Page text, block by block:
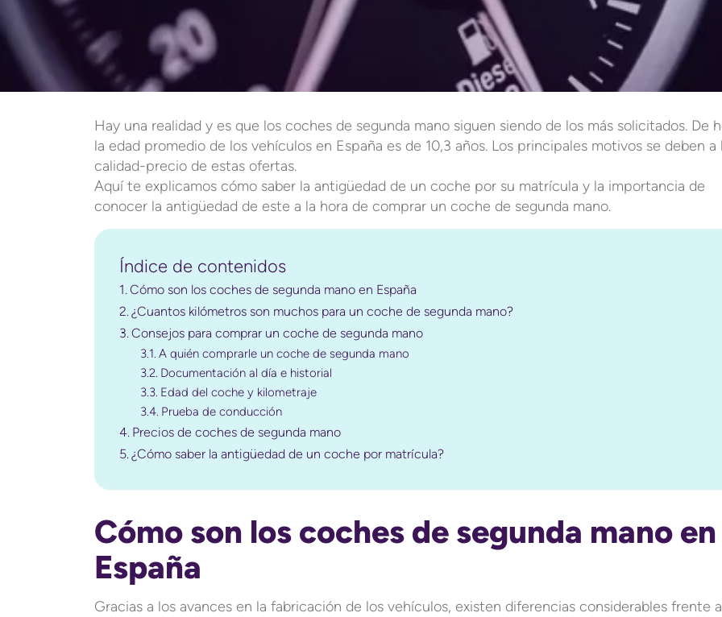
Hay una realidad y es que los coches de segunda mano siguen siendo de los más solicitados. De
la edad promedio de los vehículos en España es de 10,3 años. Los principales motivos se deben a
calidad-precio de estas ofertas.
Aquí te explicamos cómo saber la antigüedad de un coche por su matrícula y la importancia de
conocer la antigüedad de este a la hora de comprar un coche de segunda mano.
Índice de contenidos
Cómo son los coches de segunda mano en España
¿Cuantos kilómetros son muchos para un coche de segunda mano?
Consejos para comprar un coche de segunda mano
A quién comprarle un coche de segunda mano
Documentación al día e historial
Edad del coche y kilometraje
Prueba de conducción
Precios de coches de segunda mano
¿Cómo saber la antigüedad de un coche por matrícula?
Cómo son los coches de segunda mano en
España
Gracias a los avances en la fabricación de los vehículos, existen diferencias considerables frente